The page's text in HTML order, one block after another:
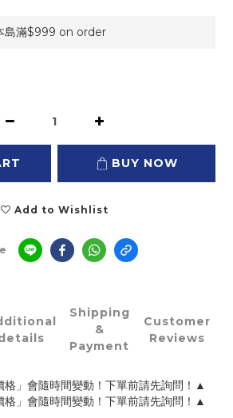
島滿$999 on order
BUY NOW
Add to Wishlist
Shipping
&
Payment
Customer
Reviews
」會隨時間變動！下單前請先詢問！▲
」會隨時間變動！下單前請先詢問！▲